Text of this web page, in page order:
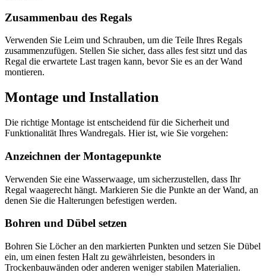
Zusammenbau des Regals
Verwenden Sie Leim und Schrauben, um die Teile Ihres Regals
zusammenzufügen. Stellen Sie sicher, dass alles fest sitzt und das
Regal die erwartete Last tragen kann, bevor Sie es an der Wand
montieren.
Montage und Installation
Die richtige Montage ist entscheidend für die Sicherheit und
Funktionalität Ihres Wandregals. Hier ist, wie Sie vorgehen:
Anzeichnen der Montagepunkte
Verwenden Sie eine Wasserwaage, um sicherzustellen, dass Ihr
Regal waagerecht hängt. Markieren Sie die Punkte an der Wand, an
denen Sie die Halterungen befestigen werden.
Bohren und Dübel setzen
Bohren Sie Löcher an den markierten Punkten und setzen Sie Dübel
ein, um einen festen Halt zu gewährleisten, besonders in
Trockenbauwänden oder anderen weniger stabilen Materialien.